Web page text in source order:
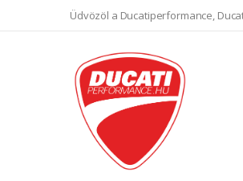
Üdvözöl a Ducatiperformance,